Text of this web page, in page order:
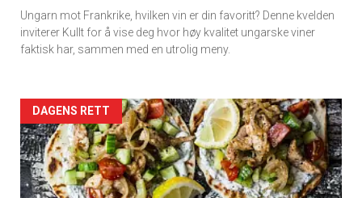
Ungarn mot Frankrike, hvilken vin er din favoritt? Denne kvelden
inviterer Kullt for å vise deg hvor høy kvalitet ungarske viner
faktisk har, sammen med en utrolig meny.
Forsiden
akkurat
nå
DAGENS RETT